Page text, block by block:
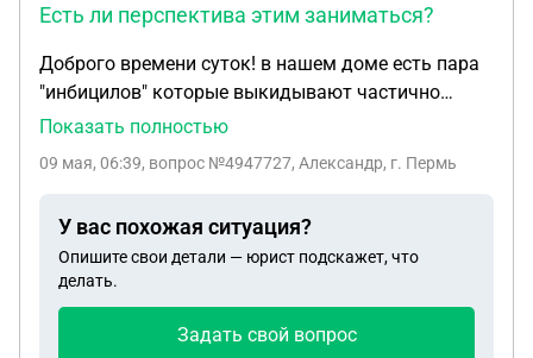
Есть ли перспектива этим заниматься?
Доброго времени суток! в нашем доме есть пара
"инбицилов" которые выкидывают частично
мусор (бутылки, банки от пиво и.т.д) в окно и все
срабатывают то не надолго. 18.04.2026г провели
1_Если "уговорить" поприсутствовать
уполномоченного участкового (пока не знаю как
её заставить выполнять свои обязанности, думаю
"улики" под окнами на придомовой территории
Показать полностью
09 мая, 06:39, вопрос №4947727, Александр, г. Пермь
У вас похожая ситуация?
Опишите свои детали — юрист подскажет, что
делать.
Задать свой вопрос